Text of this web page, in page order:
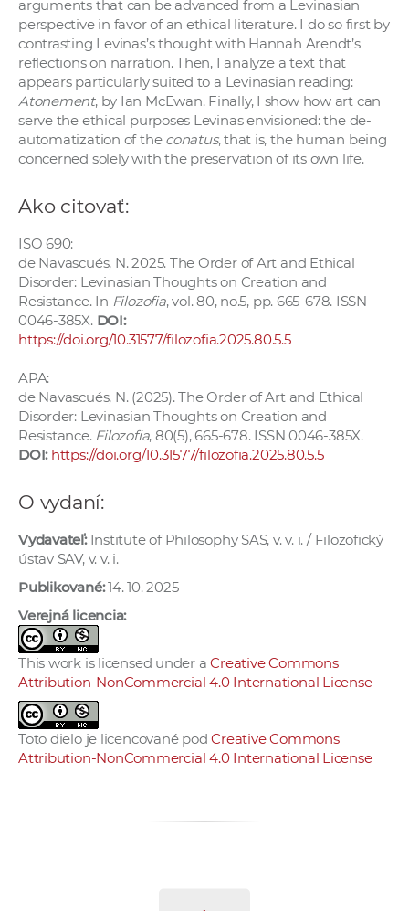
n
í
k
c
h
S
A
arguments that can be advanced from a Levinasian
perspective in favor of an ethical literature. I do so first by
contrasting Levinas’s thought with Hannah Arendt’s
reflections on narration. Then, I analyze a text that
appears particularly suited to a Levinasian reading:
Atonement, by Ian McEwan. Finally, I show how art can
serve the ethical purposes Levinas envisioned: the de-
automatization of the conatus, that is, the human being
concerned solely with the preservation of its own life.
Ako citovať:
ISO 690:
de Navascués, N. 2025. The Order of Art and Ethical
Disorder: Levinasian Thoughts on Creation and
Resistance. In Filozofia, vol. 80, no.5, pp. 665-678. ISSN
0046-385X. DOI:
https://doi.org/10.31577/filozofia.2025.80.5.5
APA:
de Navascués, N. (2025). The Order of Art and Ethical
Disorder: Levinasian Thoughts on Creation and
Resistance. Filozofia, 80(5), 665-678. ISSN 0046-385X.
DOI: https://doi.org/10.31577/filozofia.2025.80.5.5
O vydaní:
Vydavateľ:Institute of Philosophy SAS, v. v. i. / Filozofický
ústav SAV, v. v. i.
Publikované:14. 10. 2025
Verejná licencia:
This work is licensed under aCreative Commons
Attribution-NonCommercial 4.0 International License
Toto dielo je licencované podCreative Commons
Attribution-NonCommercial 4.0 International License